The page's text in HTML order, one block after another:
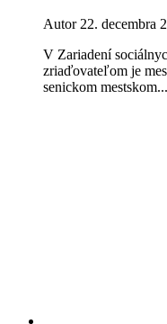
Autor 22. decembra
V Zariadení
zriaďovateľom je
senickom mestskom...